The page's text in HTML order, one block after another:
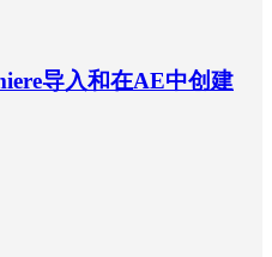
导入和在AE中创建